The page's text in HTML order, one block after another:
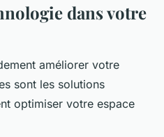
dans votre
améliorer votre
sont les solutions
optimiser votre espace